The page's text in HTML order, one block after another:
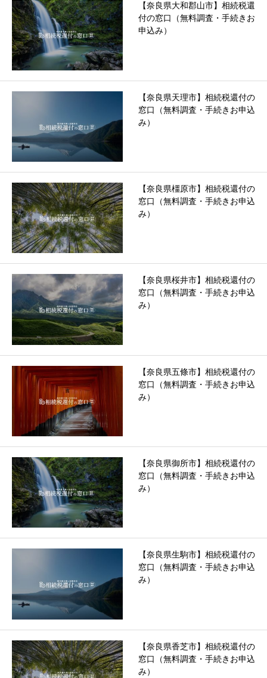
【奈良県大和郡山市】相続税還
付の窓口（無料調査・手続きお
申込み）
【奈良県天理市】相続税還付の
窓口（無料調査・手続きお申込
み）
【奈良県橿原市】相続税還付の
窓口（無料調査・手続きお申込
み）
【奈良県桜井市】相続税還付の
窓口（無料調査・手続きお申込
み）
【奈良県五條市】相続税還付の
窓口（無料調査・手続きお申込
み）
【奈良県御所市】相続税還付の
窓口（無料調査・手続きお申込
み）
【奈良県生駒市】相続税還付の
窓口（無料調査・手続きお申込
み）
【奈良県香芝市】相続税還付の
窓口（無料調査・手続きお申込
み）